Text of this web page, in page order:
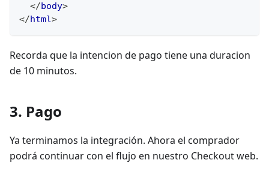
</body>
</html>
Recorda que la intencion de pago tiene una duracion
de 10 minutos.
3. Pago
Ya terminamos la integración. Ahora el comprador
podrá continuar con el flujo en nuestro Checkout web.